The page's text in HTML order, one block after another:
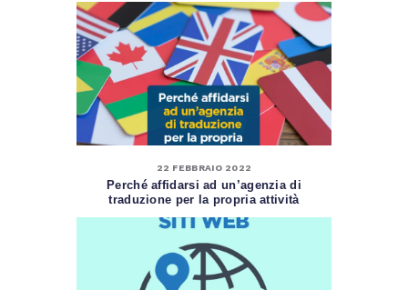
22 FEBBRAIO 2022
Perché affidarsi ad un’agenzia di
traduzione per la propria attività